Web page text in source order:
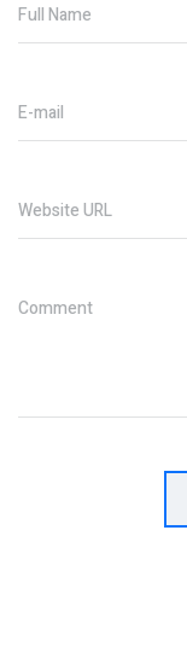
Full Name
E-mail
Website URL
Comment